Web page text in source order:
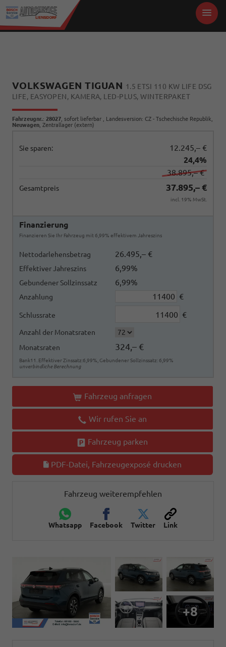
VOLKSWAGEN TIGUAN 1.5 ETSI 110 KW LIFE DSG
LIFE, EASYOPEN, KAMERA, LED-PLUS, WINTERPAKET
Fahrzeugnr.: 28027 sofort lieferbar , Landesversion: CZ - Tschechische Republik,
Neuwagen , Zentrallager (extern)
Sie sparen:
12.245,– €
24,4%
38.895,– €
Gesamtpreis 37.895,– €
incl. 19% MwSt.
Finanzierung
Finanzieren Sie Ihr Fahrzeug mit 6,99% effektivem Jahreszins
Nettodarlehensbetrag 26.495,– €
Effektiver Jahreszins 6,99%
Gebundener Sollzinssatz 6,99%
Anzahlung €
Schlussrate €
Anzahl der Monatsraten
Monatsraten
324,– €
Bank11. Effektiver Zinssatz:6,99%, Gebundener Sollzinssatz: 6,99%
unverbindliche Berechnung
Fahrzeug anfragen
Wir rufen Sie an
Fahrzeug parken
PDF-Datei, Fahrzeugexposé drucken
Fahrzeug weiterempfehlen
Whatsapp Facebook Twitter Link
+8